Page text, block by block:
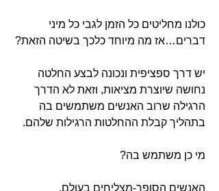
כולנו מחליטים כל הזמן לגבי כל מיני
דברים…אז מה מיוחד כלכך בשיטה הזאת?
יש דרך ספציפית ונכונה לבצע החלטה
נחושה שיוצרת מציאות, וזאת לא הדרך
הרגילה שרוב האנשים משתמשים בה
בתהליך קבלת ההחלטות הרגילות שלהם.
מי כן משתמש בה?
האנשים הסופר-מצליחים בעולם,